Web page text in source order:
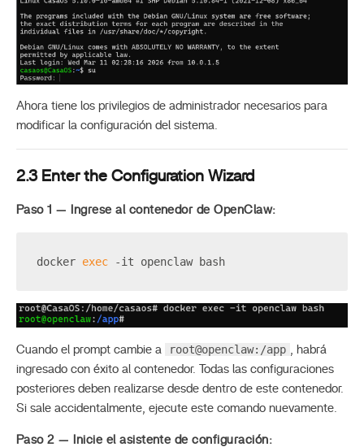
Ahora tiene los privilegios de administrador necesarios para
modificar la configuración del sistema.
2.3 Enter the Configuration Wizard
Paso 1 — Ingrese al contenedor de OpenClaw:
docker exec -it openclaw bash
Cuando el prompt cambie a root@openclaw:/app
, habrá
ingresado con éxito al contenedor. Todas las configuraciones
posteriores deben realizarse desde dentro de este contenedor.
Si sale accidentalmente, ejecute este comando nuevamente.
Paso 2 — Inicie el asistente de configuración: